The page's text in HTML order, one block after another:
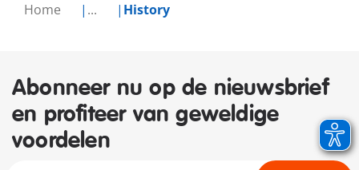
Home ... History
Abonneer nu op de nieuwsbrief
en profiteer van geweldige
voordelen